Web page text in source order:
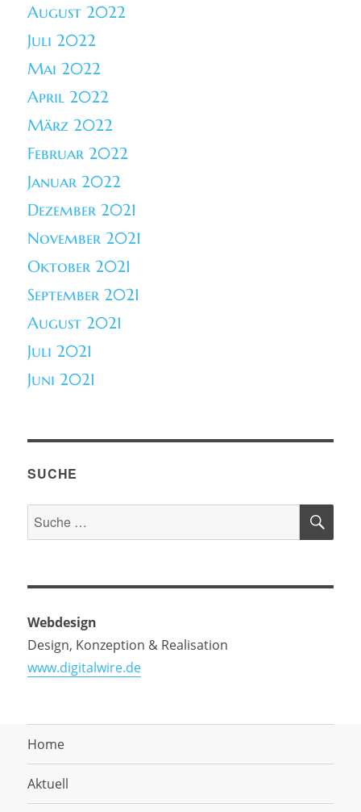
August 2022
Juli 2022
Mai 2022
April 2022
März 2022
Februar 2022
Januar 2022
Dezember 2021
November 2021
Oktober 2021
September 2021
August 2021
Juli 2021
Juni 2021
SUCHE
Suche
nach:
Webdesign
Design, Konzeption & Realisation
www.digitalwire.de
Home
Aktuell